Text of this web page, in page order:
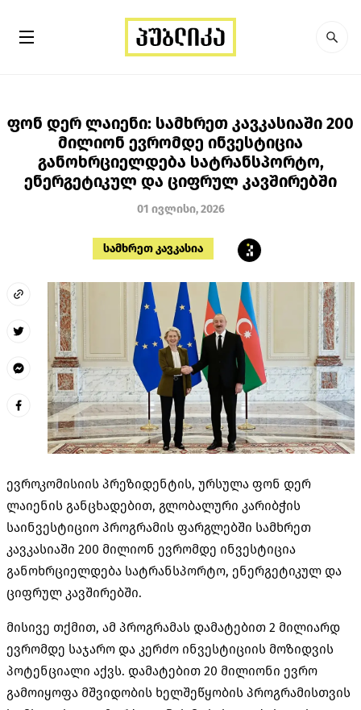
ფონ დერ ლაიენი: სამხრეთ კავკასიაში 200
მილიონ ევრომდე ინვესტიცია
განოხრციელდება სატრანსპორტო,
ენერგეტიკულ და ციფრულ კავშირებში
01 ივლისი, 2026
სამხრეთ კავკასია
ევროკომისიის პრეზიდენტის, ურსულა ფონ დერ
ლაიენის განცხადებით, გლობალური კარიბჭის
საინვესტიციო პროგრამის ფარგლებში სამხრეთ
კავკასიაში 200 მილიონ ევრომდე ინვესტიცია
განოხრციელდება სატრანსპორტო, ენერგეტიკულ და
ციფრულ კავშირებში.
მისივე თქმით, ამ პროგრამას დამატებით 2 მილიარდ
ევრომდე საჯარო და კერძო ინვესტიციის მოზიდვის
პოტენციალი აქვს. დამატებით 20 მილიონი ევრო
გამოიყოფა მშვიდობის ხელშეწყობის პროგრამისთვის